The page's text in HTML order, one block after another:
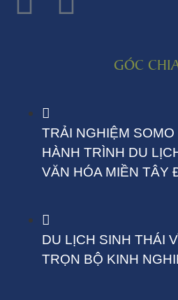
GÓC
TRẢI NGHIỆM
HÀNH TRÌNH DU
VĂN HÓA MIỀN TÂY
DU LỊCH SINH THÁI
TRỌN BỘ KINH